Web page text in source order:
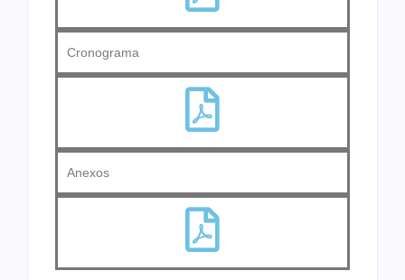
Cronograma
Anexos